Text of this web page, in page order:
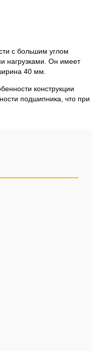
с большим углом
нагрузками. Он имеет
40 мм.
конструкции
подшипника, что при